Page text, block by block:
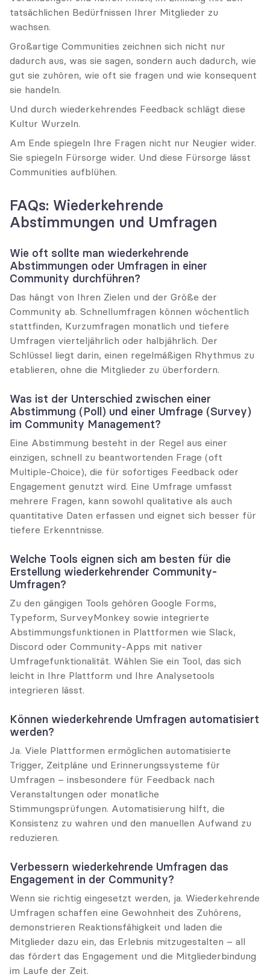
tatsächlichen Bedürfnissen Ihrer Mitglieder zu
wachsen.
Großartige Communities zeichnen sich nicht nur
dadurch aus, was sie sagen, sondern auch dadurch, wie
gut sie zuhören, wie oft sie fragen und wie konsequent
sie handeln.
Und durch wiederkehrendes Feedback schlägt diese
Kultur Wurzeln.
Am Ende spiegeln Ihre Fragen nicht nur Neugier wider.
Sie spiegeln Fürsorge wider. Und diese Fürsorge lässt
Communities aufblühen.
FAQs: Wiederkehrende
Abstimmungen und Umfragen
Wie oft sollte man wiederkehrende
Abstimmungen oder Umfragen in einer
Community durchführen?
Das hängt von Ihren Zielen und der Größe der
Community ab. Schnellumfragen können wöchentlich
stattfinden, Kurzumfragen monatlich und tiefere
Umfragen vierteljährlich oder halbjährlich. Der
Schlüssel liegt darin, einen regelmäßigen Rhythmus zu
etablieren, ohne die Mitglieder zu überfordern.
Was ist der Unterschied zwischen einer
Abstimmung (Poll) und einer Umfrage (Survey)
im Community Management?
Eine Abstimmung besteht in der Regel aus einer
einzigen, schnell zu beantwortenden Frage (oft
Multiple-Choice), die für sofortiges Feedback oder
Engagement genutzt wird. Eine Umfrage umfasst
mehrere Fragen, kann sowohl qualitative als auch
quantitative Daten erfassen und eignet sich besser für
tiefere Erkenntnisse.
Welche Tools eignen sich am besten für die
Erstellung wiederkehrender Community-
Umfragen?
Zu den gängigen Tools gehören Google Forms,
Typeform, SurveyMonkey sowie integrierte
Abstimmungsfunktionen in Plattformen wie Slack,
Discord oder Community-Apps mit nativer
Umfragefunktionalität. Wählen Sie ein Tool, das sich
leicht in Ihre Plattform und Ihre Analysetools
integrieren lässt.
Können wiederkehrende Umfragen automatisiert
werden?
Ja. Viele Plattformen ermöglichen automatisierte
Trigger, Zeitpläne und Erinnerungssysteme für
Umfragen – insbesondere für Feedback nach
Veranstaltungen oder monatliche
Stimmungsprüfungen. Automatisierung hilft, die
Konsistenz zu wahren und den manuellen Aufwand zu
reduzieren.
Verbessern wiederkehrende Umfragen das
Engagement in der Community?
Wenn sie richtig eingesetzt werden, ja. Wiederkehrende
Umfragen schaffen eine Gewohnheit des Zuhörens,
demonstrieren Reaktionsfähigkeit und laden die
Mitglieder dazu ein, das Erlebnis mitzugestalten – all
das fördert das Engagement und die Mitgliederbindung
im Laufe der Zeit.